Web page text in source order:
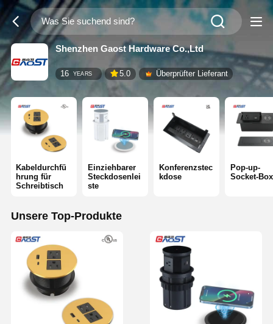
Shenzhen Gaost Hardware Co.,Ltd
16 YEARS 5.0 Überprüfter Lieferant
Kabeldurchfü
hrung für
Schreibtisch
Einziehbarer
Steckdosenlei
ste
Konferenzstec
kdose
Pop-up-
Socket-Box
Unsere Top-Produkte